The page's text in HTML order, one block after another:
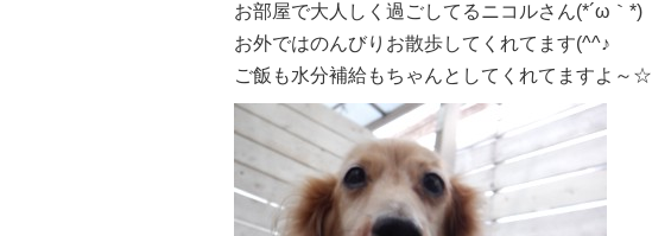
お部屋で大人しく過ごしてるニコルさん(*´ω｀*)
お外ではのんびりお散歩してくれてます(^^♪
ご飯も水分補給もちゃんとしてくれてますよ～☆